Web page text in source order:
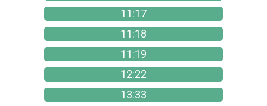
11:17
11:18
11:19
12:22
13:33